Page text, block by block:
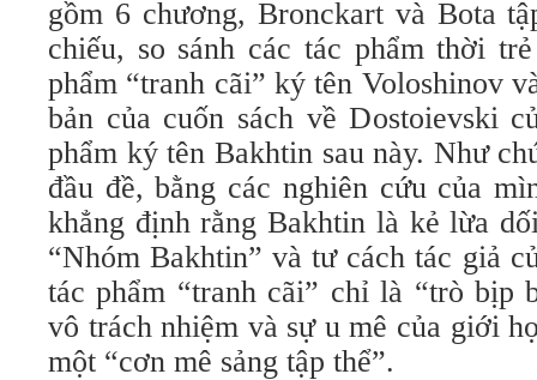
gồm 6 chương, Bronckart và Bota
chiếu, so sánh các tác phẩm thời
phẩm “tranh cãi” ký tên Voloshinov
bản của cuốn sách về Dostoievski
phẩm ký tên Bakhtin sau này. Như
đầu đề, bằng các nghiên cứu của
khẳng định rằng Bakhtin là kẻ lừa
“Nhóm Bakhtin” và tư cách tác giả
tác phẩm “tranh cãi” chỉ là “trò bịp
vô trách nhiệm và sự u mê của giới
một “cơn mê sảng tập thể”.